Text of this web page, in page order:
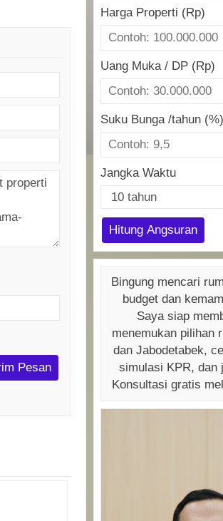
Pesan
Harga Properti (Rp)
Uang Muka / DP (Rp)
Suku Bunga /tahun (%)
Jangka Waktu
Hitung Angsuran
Bingung mencari
budget dan
Saya siap
menemukan pilihan
dan Jabodetabek,
simulasi KPR, dan
Konsultasi gratis